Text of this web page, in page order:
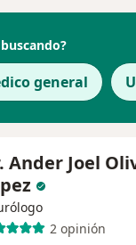
general
Ander Joel
2 opinión